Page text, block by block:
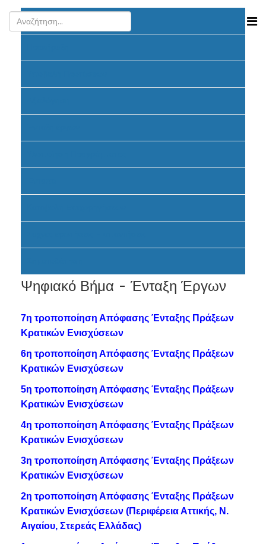
Ανακοινώσεις
Ψηφιακό Βήμα - Ένταξη Έργων
7η τροποποίηση Απόφασης Ένταξης Πράξεων
Κρατικών Ενισχύσεων
6η τροποποίηση Απόφασης Ένταξης Πράξεων
Κρατικών Ενισχύσεων
5η τροποποίηση Απόφασης Ένταξης Πράξεων
Κρατικών Ενισχύσεων
4η τροποποίηση Απόφασης Ένταξης Πράξεων
Κρατικών Ενισχύσεων
3η τροποποίηση Απόφασης Ένταξης Πράξεων
Κρατικών Ενισχύσεων
2η τροποποίηση Απόφασης Ένταξης Πράξεων
Κρατικών Ενισχύσεων (Περιφέρεια Αττικής, Ν.
Αιγαίου, Στερεάς Ελλάδας)